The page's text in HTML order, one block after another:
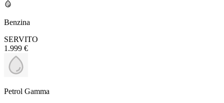
Benzina
SERVITO
1.999 €
Petrol Gamma